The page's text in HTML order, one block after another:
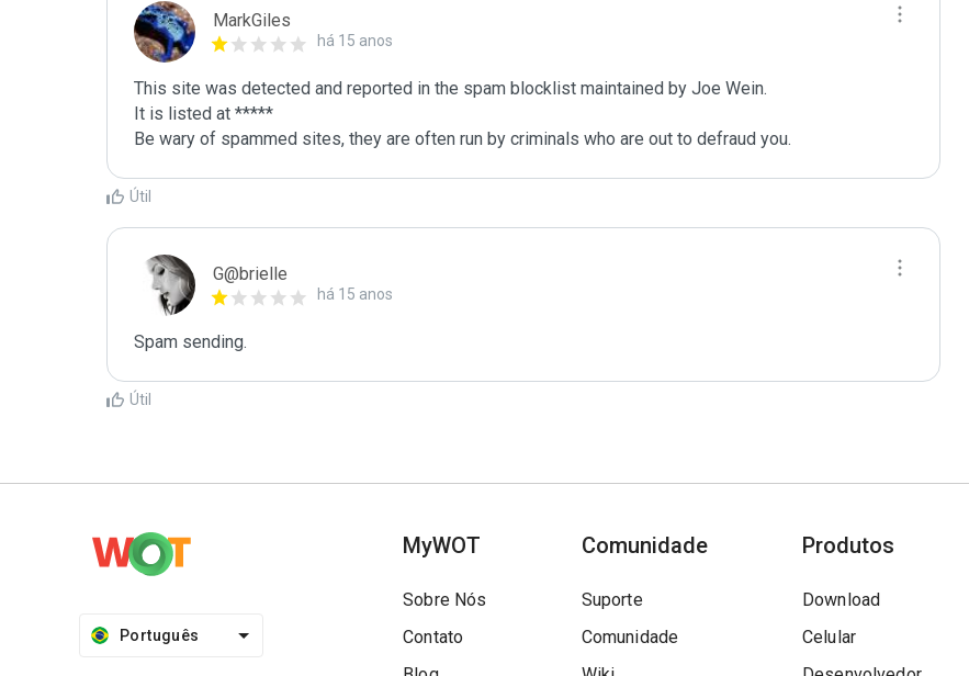
MarkGiles
há 15 anos
This site was detected and reported in the spam blocklist maintained by Joe Wein.
It is listed at *****
Be wary of spammed sites, they are often run by criminals who are out to defraud you.
Útil
G@brielle
há 15 anos
Spam sending.
Útil
Português
MyWOT
Sobre Nós
Contato
Comunidade
Suporte
Comunidade
Produtos
Download
Celular